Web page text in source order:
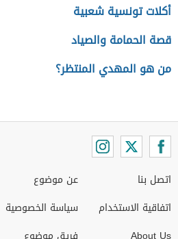
أكلات تونسية شعبية
قصة الحمامة والصياد
من هو المهدي المنتظر؟
اتصل بنا
اتفاقية الاستخدام
عن موضوع
سياسة الخصوصية